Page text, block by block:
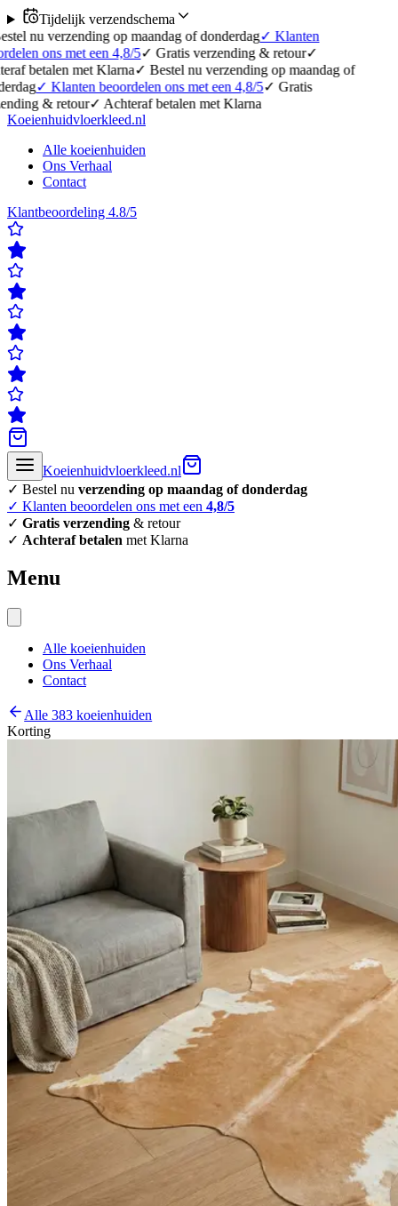
Tijdelijk verzendschema
op maandag of donderdag✓Klanten
een 4,8/5✓Gratis verzending & retour✓
met Klarna✓Bestel nu verzending op maandag of
beoordelen ons met een 4,8/5✓Gratis
✓ Achteraf betalen met Klarna
Koeienhuidvloerkleed.nl
Alle koeienhuiden
Ons Verhaal
Contact
Klantbeoordeling 4.8/5
Koeienhuidvloerkleed.nl
✓ Bestel nu verzending op maandag of donderdag
✓ Klanten beoordelen ons met een 4,8/5
✓ Gratis verzending & retour
✓ Achteraf betalen met Klarna
Menu
Alle koeienhuiden
Ons Verhaal
Contact
Alle 383 koeienhuiden
Korting